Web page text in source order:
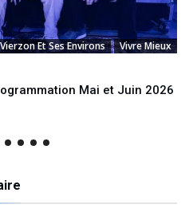
Vierzon Et Ses Environs Vivre Mieux
Mai et Juin 2026